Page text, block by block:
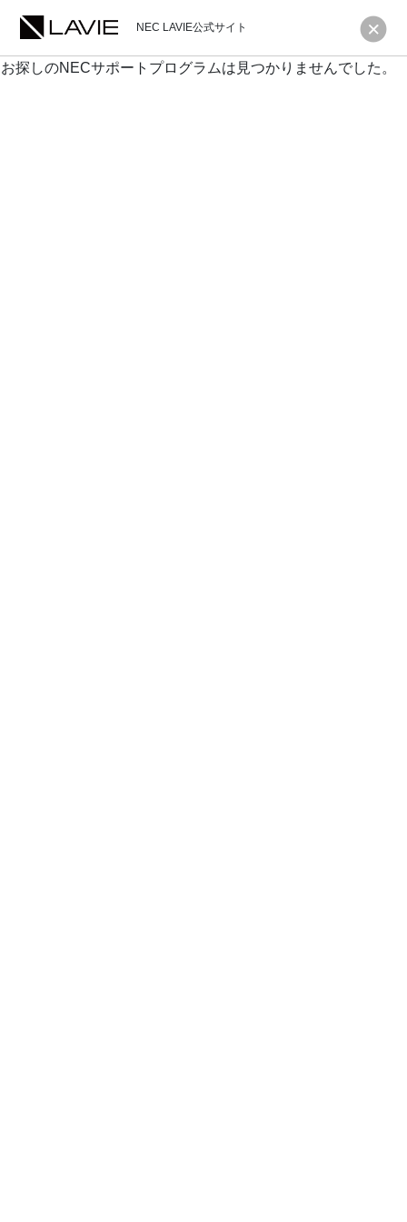
NEC LAVIE公式サイト
お探しのNECサポートプログラムは見つかりませんでした。